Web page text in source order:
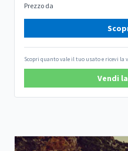
Prezzo da
Scopri quanto vale il tuo usato e ricevi
Vendi